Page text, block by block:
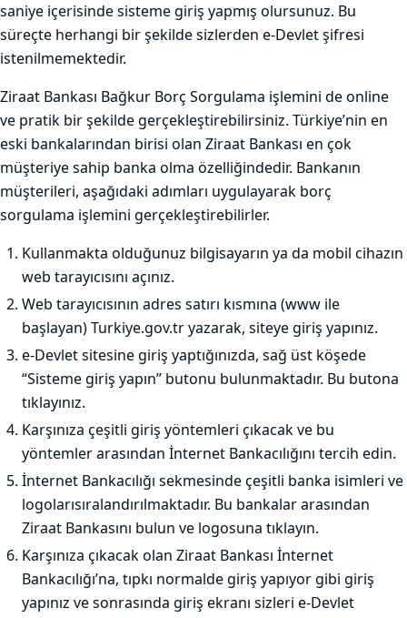
saniye içerisinde sisteme giriş yapmış olursunuz. Bu
süreçte herhangi bir şekilde sizlerden e-Devlet şifresi
istenilmemektedir.
Ziraat Bankası Bağkur Borç Sorgulama işlemini de online
ve pratik bir şekilde gerçekleştirebilirsiniz. Türkiye’nin en
eski bankalarından birisi olan Ziraat Bankası en çok
müşteriye sahip banka olma özelliğindedir. Bankanın
müşterileri, aşağıdaki adımları uygulayarak borç
sorgulama işlemini gerçekleştirebilirler.
Kullanmakta olduğunuz bilgisayarın ya da mobil cihazın
web tarayıcısını açınız.
Web tarayıcısının adres satırı kısmına (www ile
başlayan) Turkiye.gov.tr yazarak, siteye giriş yapınız.
e-Devlet sitesine giriş yaptığınızda, sağ üst köşede
“Sisteme giriş yapın” butonu bulunmaktadır. Bu butona
tıklayınız.
Karşınıza çeşitli giriş yöntemleri çıkacak ve bu
yöntemler arasından İnternet Bankacılığını tercih edin.
İnternet Bankacılığı sekmesinde çeşitli banka isimleri ve
logolarısıralandırılmaktadır. Bu bankalar arasından
Ziraat Bankasını bulun ve logosuna tıklayın.
Karşınıza çıkacak olan Ziraat Bankası İnternet
Bankacılığı’na, tıpkı normalde giriş yapıyor gibi giriş
yapınız ve sonrasında giriş ekranı sizleri e-Devlet